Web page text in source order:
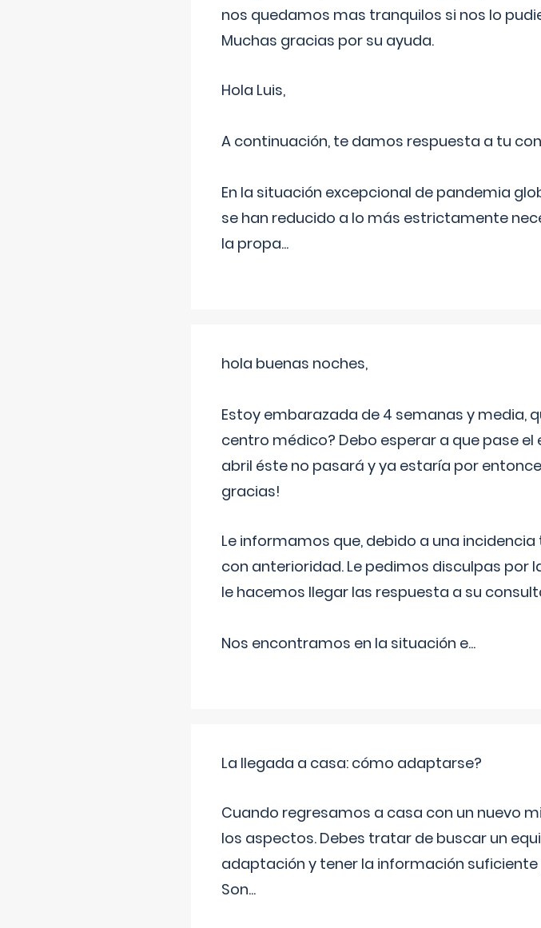
nos quedamos mas tranquilos si nos lo
Muchas gracias por su ayuda.
Hola Luis,
A continuación, te damos respuesta a tu
En la situación excepcional de pandemia
se han reducido a lo más estrictamente
la propa...
hola buenas noches,
Estoy embarazada de 4 semanas y media,
centro médico? Debo esperar a que pase
abril éste no pasará y ya estaría por
gracias!
Le informamos que, debido a una
con anterioridad. Le pedimos disculpas por
le hacemos llegar las respuesta a su
Nos encontramos en la situación e...
La llegada a casa: cómo adaptarse?
Cuando regresamos a casa con un nuevo
los aspectos. Debes tratar de buscar un
adaptación y tener la información
Son...